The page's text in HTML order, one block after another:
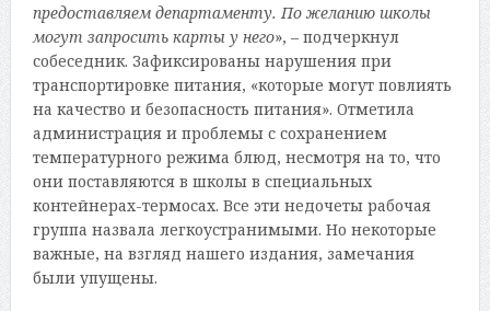
предоставляем департаменту. По желанию школы
могут запросить карты у него», – подчеркнул
собеседник. Зафиксированы нарушения при
транспортировке питания, «которые могут повлиять
на качество и безопасность питания». Отметила
администрация и проблемы с сохранением
температурного режима блюд, несмотря на то, что
они поставляются в школы в специальных
контейнерах-термосах. Все эти недочеты рабочая
группа назвала легкоустранимыми. Но некоторые
важные, на взгляд нашего издания, замечания
были упущены.